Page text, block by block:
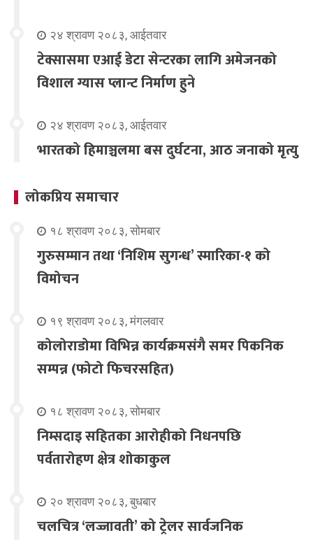
२४ श्रावण २०८३, आईतवार
टेक्सासमा एआई डेटा सेन्टरका लागि अमेजनको
विशाल ग्यास प्लान्ट निर्माण हुने
२४ श्रावण २०८३, आईतवार
भारतको हिमाञ्चलमा बस दुर्घटना, आठ जनाको मृत्यु
लोकप्रिय समाचार
१८ श्रावण २०८३, सोमबार
गुरुसम्मान तथा ‘निशिम सुगन्ध’ स्मारिका-१ को
विमोचन
१९ श्रावण २०८३, मंगलवार
कोलोराडोमा विभिन्न कार्यक्रमसंगै समर पिकनिक
सम्पन्न (फोटो फिचरसहित)
१८ श्रावण २०८३, सोमबार
निम्सदाइ सहितका आरोहीको निधनपछि
पर्वतारोहण क्षेत्र शोकाकुल
२० श्रावण २०८३, बुधबार
चलचित्र ‘लज्जावती’ को ट्रेलर सार्वजनिक